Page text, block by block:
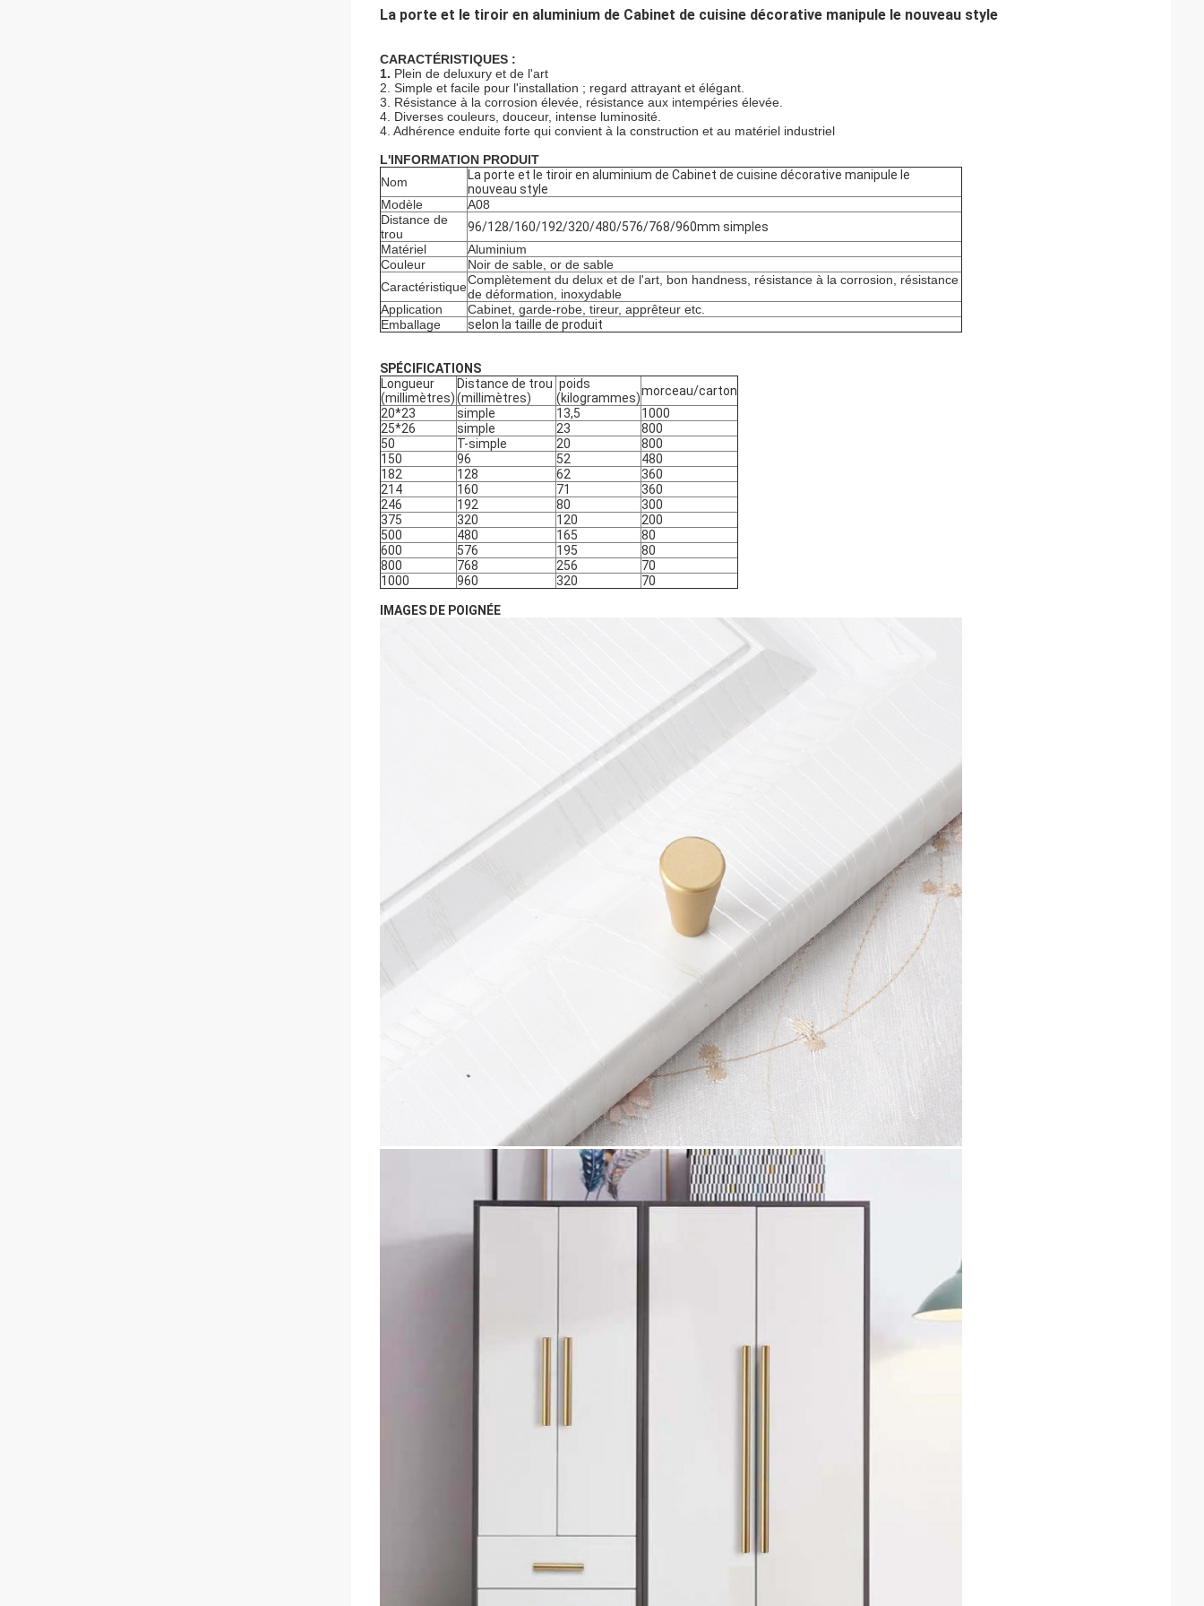
La porte et le tiroir en aluminium de Cabinet de cuisine décorative manipule le nouveau style
CARACTÉRISTIQUES :
1. Plein de deluxury et de l'art
2. Simple et facile pour l'installation ; regard attrayant et élégant.
3. Résistance à la corrosion élevée, résistance aux intempéries élevée.
4. Diverses couleurs, douceur, intense luminosité.
4. Adhérence enduite forte qui convient à la construction et au matériel industriel
L'INFORMATION PRODUIT
Nom
La porte et le tiroir en aluminium de Cabinet de cuisine décorative manipule le
nouveau style
Modèle
A08
Distance de
trou
96/128/160/192/320/480/576/768/960mm simples
Matériel
Aluminium
Couleur
Noir de sable, or de sable
CaractéristiqueComplètement du delux et de l'art, bon handness, résistance à la corrosion, résistance
de déformation, inoxydable
Application
Cabinet, garde-robe, tireur, apprêteur etc.
Emballage
selon la taille de produit
SPÉCIFICATIONS
Longueur
(millimètres)
Distance de trou
(millimètres)
poids
(kilogrammes)morceau/carton
20*23
simple 13,5
1000
25*26
simple 23
800
50
T-simple 20
800
150
96 52
480
182
128 62
360
214
160 71
360
246
192 80
300
375
320 120
200
500
480 165
80
600
576 195
80
800
768 256
70
1000
960 320 70
IMAGES DE POIGNÉE